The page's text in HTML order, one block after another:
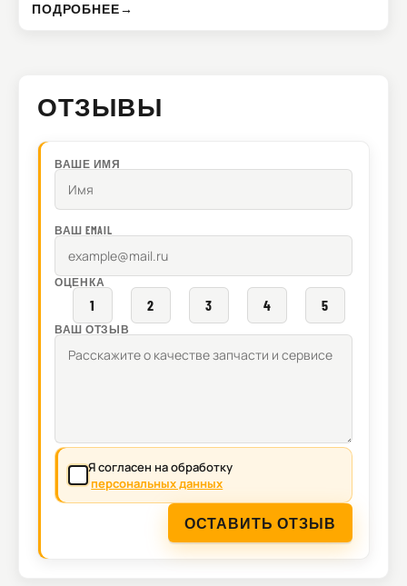
ПОДРОБНЕЕ→
ОТЗЫВЫ
ВАШЕ ИМЯ
ВАШ EMAIL
ОЦЕНКА
1 2 3 4 5
ВАШ ОТЗЫВ
Я согласен на обработку
персональных данных
ОСТАВИТЬ ОТЗЫВ